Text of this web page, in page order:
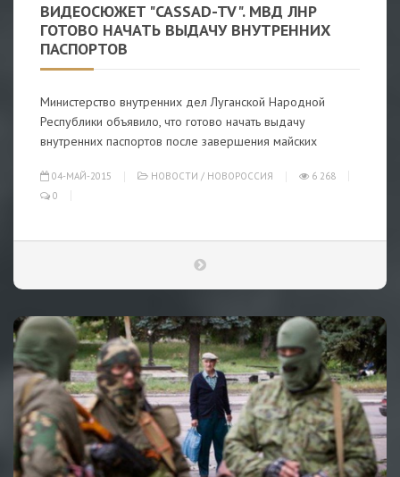
ВИДЕОСЮЖЕТ "CASSAD-TV". МВД ЛНР
ГОТОВО НАЧАТЬ ВЫДАЧУ ВНУТРЕННИХ
ПАСПОРТОВ
Министерство внутренних дел Луганской Народной
Республики объявило, что готово начать выдачу
внутренних паспортов после завершения майских
04-МАЙ-2015 НОВОСТИ / НОВОРОССИЯ
6 268
0